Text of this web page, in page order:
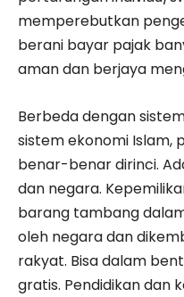
memperebutkan
berani bayar pajak
aman dan berjaya
Berbeda dengan
sistem ekonomi Islam,
benar-benar dirinci.
dan negara.
barang tambang
oleh negara dan
rakyat. Bisa dalam
gratis. Pendidikan dan